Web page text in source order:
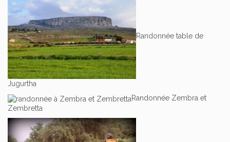
Randonnée table de
Jugurtha
Randonnée Zembra et
Zembretta